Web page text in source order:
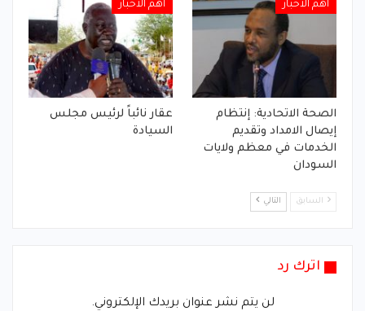
أهم الأخبار
الصحة الاتحادية: إنتظام
إيصال الامداد وتقديم
الخدمات في معظم ولايات
السودان
أهم الأخبار
عقار نائباً لرئيس مجلس
السيادة
السابق التالي
اترك رد
لن يتم نشر عنوان بريدك الإلكتروني.